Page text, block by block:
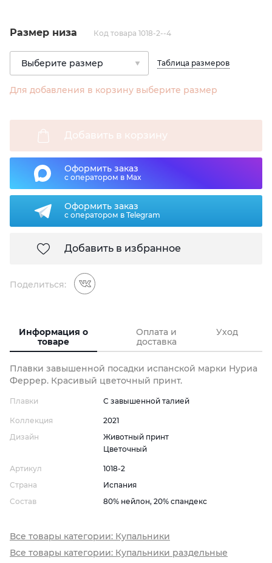
Размер низа Код товара 1018-2--4
Таблица размеров
Для добавления в корзину выберите размер
Добавить в корзину
Оформить заказ
с оператором в Max
Оформить заказ
с оператором в Telegram
Добавить в избранное
Поделиться:
Информация о
товаре
Оплата и
доставка
Уход
Плавки завышенной посадки испанской марки Нуриа
Феррер. Красивый цветочный принт.
Плавки С завышенной талией
Коллекция
2021
Дизайн
Животный принт
Цветочный
Артикул
1018-2
Страна
Испания
Состав
80% нейлон, 20% спандекс
Все товары категории: Купальники
Все товары категории: Купальники раздельные